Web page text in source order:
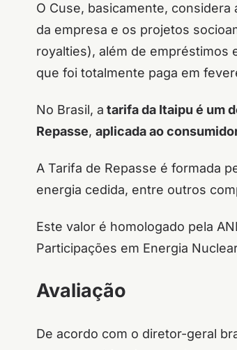
O Cuse, basicamente,
da empresa e os projetos
royalties), além de empréstimos
que foi totalmente paga em
No Brasil, a tarifa da Itaipu é um
Repasse, aplicada ao
A Tarifa de Repasse é formada
energia cedida, entre outros
Este valor é homologado pela
Participações em Energia
Avaliação
De acordo com o diretor-geral